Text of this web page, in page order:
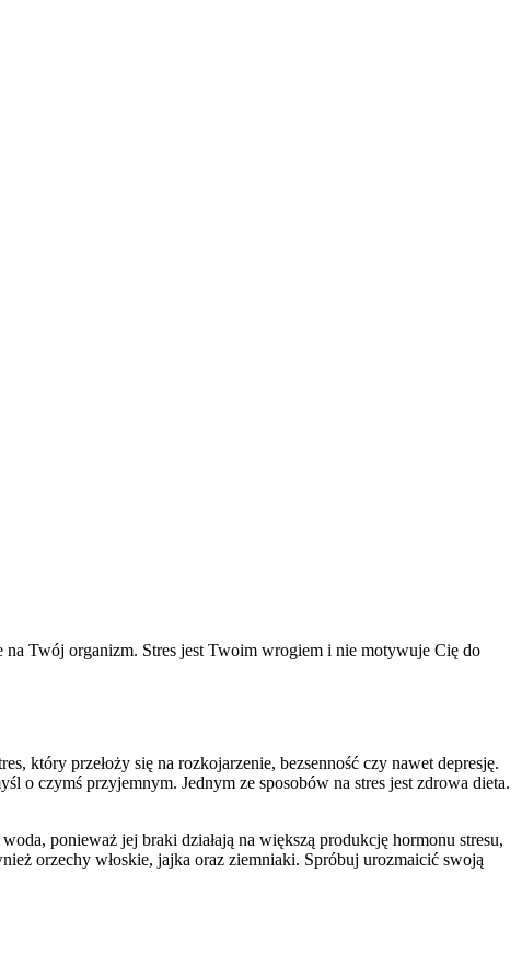
Twój organizm. Stres jest Twoim wrogiem i nie motywuje Cię do
który przełoży się na rozkojarzenie, bezsenność czy nawet depresję.
o czymś przyjemnym. Jednym ze sposobów na stres jest zdrowa dieta.
ponieważ jej braki działają na większą produkcję hormonu stresu,
orzechy włoskie, jajka oraz ziemniaki. Spróbuj urozmaicić swoją